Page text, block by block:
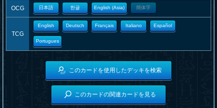
OCG 日本語 한글 English (Asia) 簡体字
TCG
English Deutsch Français Italiano Español
Portugues
このカードを使用したデッキを検索
このカードの関連カードを見る